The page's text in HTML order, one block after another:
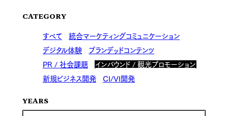
CATEGORY
すべて 統合マーケティングコミュニケーション
デジタル体験
ブランデッドコンテンツ
PR / 社会課題
インバウンド / 観光プロモーション
新規ビジネス開発 CI/VI開発
YEARS